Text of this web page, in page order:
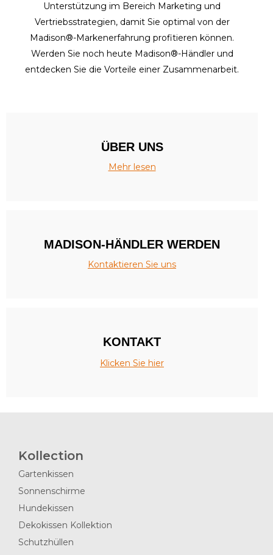
Unterstützung im Bereich Marketing und
Vertriebsstrategien, damit Sie optimal von der
Madison®-Markenerfahrung profitieren können.
Werden Sie noch heute Madison®-Händler und
entdecken Sie die Vorteile einer Zusammenarbeit.
ÜBER UNS
Mehr lesen
MADISON-HÄNDLER WERDEN
Kontaktieren Sie uns
KONTAKT
Klicken Sie hier
Kollection
Gartenkissen
Sonnenschirme
Hundekissen
Dekokissen Kollektion
Schutzhüllen